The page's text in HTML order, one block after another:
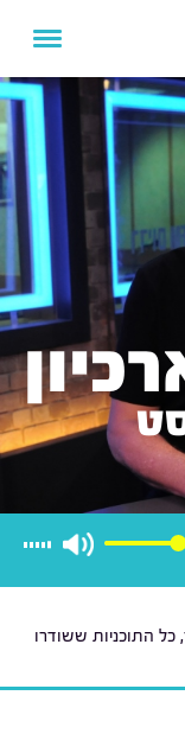
כל התוכניות ששודרו